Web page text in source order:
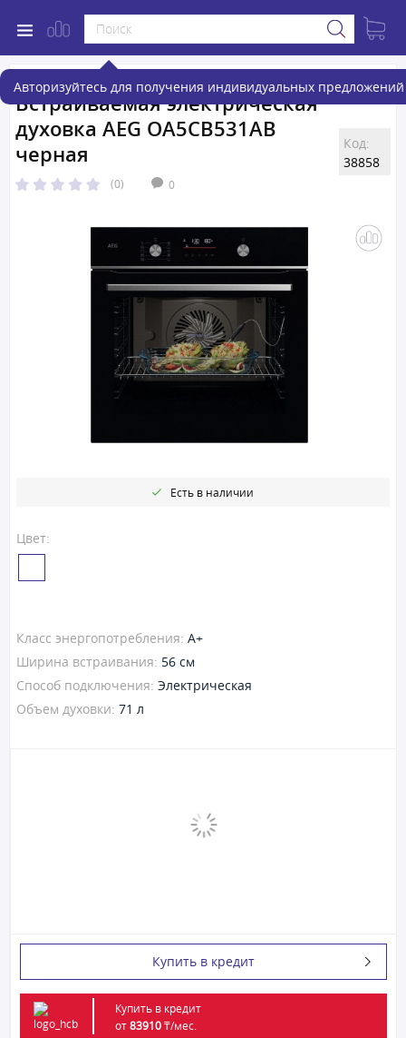
Авторизуйтесь для получения индивидуальных предложений
Встраиваемая электрическая
духовка AEG OA5CB531AB
черная
(0) 0
Код:
38858
Цвет:
Есть в наличии
Класс энергопотребления: A+
Ширина встраивания: 56 см
Способ подключения: Электрическая
Объем духовки: 71 л
Купить в кредит
Купить в кредит
от83910₸/мес.